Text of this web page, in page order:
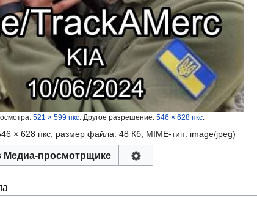
521 × 599 пкс Другое разрешение: 546 × 628 пкс
× 628 пкс, размер файла: 48 Кб, MIME-тип: image/jpeg)
Медиа-просмотрщике